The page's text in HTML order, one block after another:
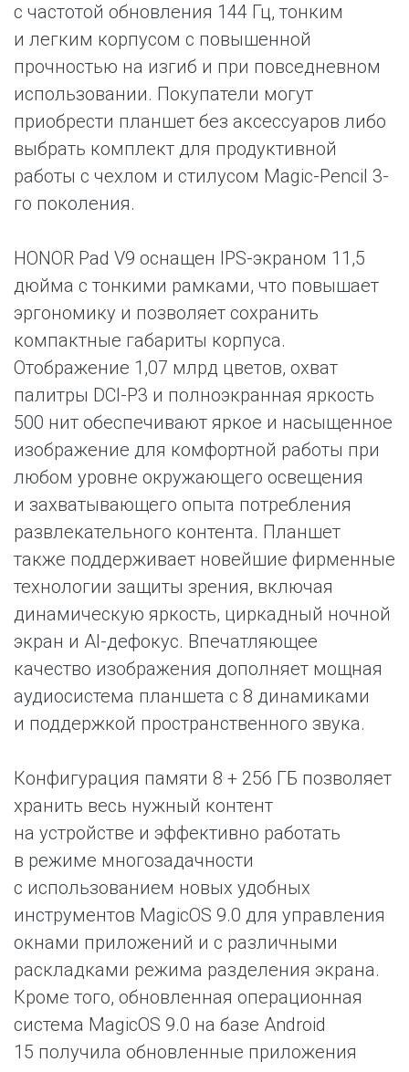
с частотой обновления 144 Гц, тонким
и легким корпусом с повышенной
прочностью на изгиб и при повседневном
использовании. Покупатели могут
приобрести планшет без аксессуаров либо
выбрать комплект для продуктивной
работы с чехлом и стилусом Magic-Pencil 3-
го поколения.
HONOR Pad V9 оснащен IPS-экраном 11,5
дюйма с тонкими рамками, что повышает
эргономику и позволяет сохранить
компактные габариты корпуса.
Отображение 1,07 млрд цветов, охват
палитры DCI-P3 и полноэкранная яркость
500 нит обеспечивают яркое и насыщенное
изображение для комфортной работы при
любом уровне окружающего освещения
и захватывающего опыта потребления
развлекательного контента. Планшет
также поддерживает новейшие фирменные
технологии защиты зрения, включая
динамическую яркость, циркадный ночной
экран и AI-дефокус. Впечатляющее
качество изображения дополняет мощная
аудиосистема планшета с 8 динамиками
и поддержкой пространственного звука.
Конфигурация памяти 8 + 256 ГБ позволяет
хранить весь нужный контент
на устройстве и эффективно работать
в режиме многозадачности
с использованием новых удобных
инструментов MagicOS 9.0 для управления
окнами приложений и с различными
раскладками режима разделения экрана.
Кроме того, обновленная операционная
система MagicOS 9.0 на базе Android
15 получила обновленные приложения